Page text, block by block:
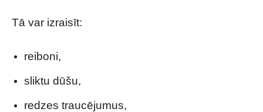
Tā var izraisīt:
reiboni,
sliktu dūšu,
redzes traucējumus,